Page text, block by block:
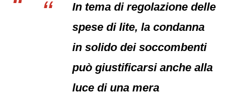
In tema di regolazione delle
spese di lite, la condanna
in solido dei soccombenti
può giustificarsi anche alla
luce di una mera